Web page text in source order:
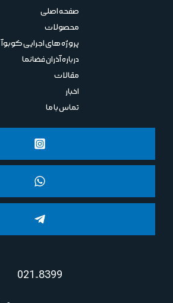
صفحه اصلی
محصولات
پروژه های اجرایی کوبوآ
درباره آذران فضانما
مقالات
اخبار
تماس با ما
021-8399